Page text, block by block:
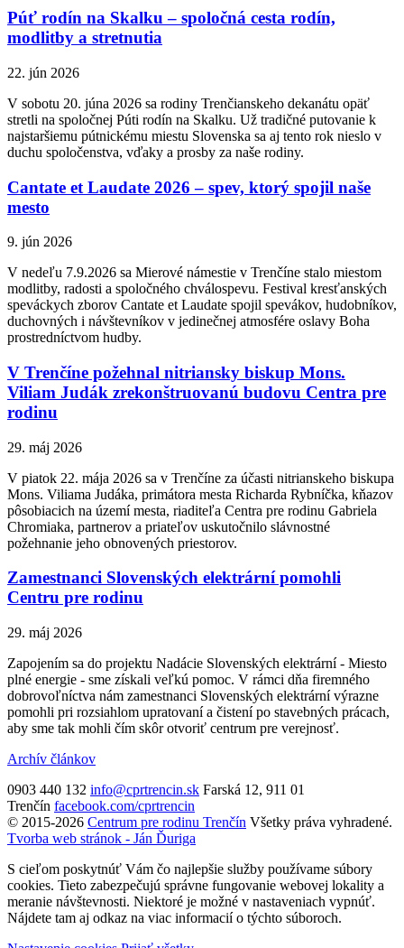
Púť rodín na Skalku – spoločná cesta rodín,
modlitby a stretnutia
22. jún 2026
V sobotu 20. júna 2026 sa rodiny Trenčianskeho dekanátu opäť
stretli na spoločnej Púti rodín na Skalku. Už tradičné putovanie k
najstaršiemu pútnickému miestu Slovenska sa aj tento rok nieslo v
duchu spoločenstva, vďaky a prosby za naše rodiny.
Cantate et Laudate 2026 – spev, ktorý spojil naše
mesto
9. jún 2026
V nedeľu 7.9.2026 sa Mierové námestie v Trenčíne stalo miestom
modlitby, radosti a spoločného chválospevu. Festival kresťanských
speváckych zborov Cantate et Laudate spojil spevákov, hudobníkov,
duchovných i návštevníkov v jedinečnej atmosfére oslavy Boha
prostredníctvom hudby.
V Trenčíne požehnal nitriansky biskup Mons.
Viliam Judák zrekonštruovanú budovu Centra pre
rodinu
29. máj 2026
V piatok 22. mája 2026 sa v Trenčíne za účasti nitrianskeho biskupa
Mons. Viliama Judáka, primátora mesta Richarda Rybníčka, kňazov
pôsobiacich na území mesta, riaditeľa Centra pre rodinu Gabriela
Chromiaka, partnerov a priateľov uskutočnilo slávnostné
požehnanie jeho obnovených priestorov.
Zamestnanci Slovenských elektrární pomohli
Centru pre rodinu
29. máj 2026
Zapojením sa do projektu Nadácie Slovenských elektrární - Miesto
plné energie - sme získali veľkú pomoc. V rámci dňa firemného
dobrovoľníctva nám zamestnanci Slovenských elektrární výrazne
pomohli pri rozsiahlom upratovaní a čistení po stavebných prácach,
aby sme tak mohli čím skôr otvoriť centrum pre verejnosť.
Archív článkov
0903 440 132 info@cprtrencin.sk Farská 12, 911 01
Trenčín facebook.com/cprtrencin
© 2015-2026 Centrum pre rodinu Trenčín Všetky práva vyhradené.
Tvorba web stránok - Ján Ďuriga
S cieľom poskytnúť Vám čo najlepšie služby používame súbory
cookies. Tieto zabezpečujú správne fungovanie webovej lokality a
meranie návštevnosti. Niektoré je možné v nastaveniach vypnúť.
Nájdete tam aj odkaz na viac informacií o týchto súboroch.